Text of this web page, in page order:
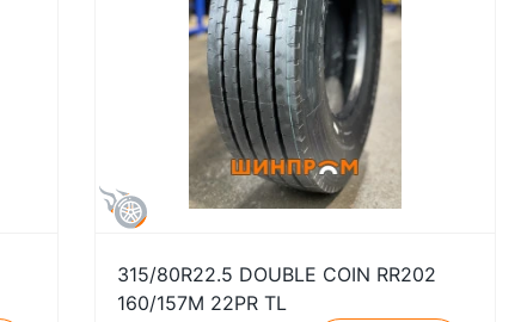
315/80R22.5 DOUBLE COIN RR202
160/157M 22PR TL